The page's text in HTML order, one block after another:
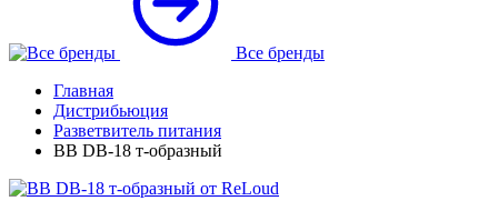
Все бренды
Главная
Дистрибьюция
Разветвитель питания
BB DB-18 т-образный